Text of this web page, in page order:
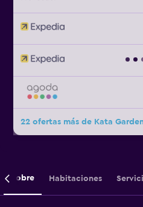
22 ofertas más de Kata
Sobre Habitaciones